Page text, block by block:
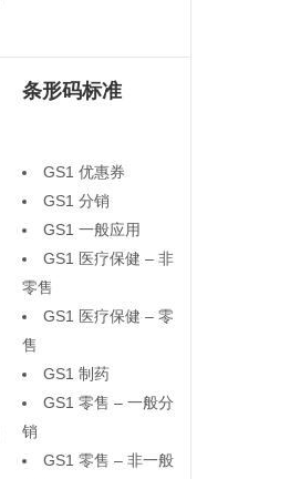
条形码标准
GS1 优惠券
GS1 分销
GS1 一般应用
GS1 医疗保健 – 非
零售
GS1 医疗保健 – 零
售
GS1 制药
GS1 零售 – 一般分
销
GS1 零售 – 非一般